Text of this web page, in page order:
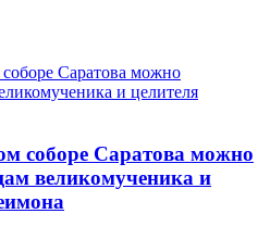
соборе Саратова можно
великомученика и